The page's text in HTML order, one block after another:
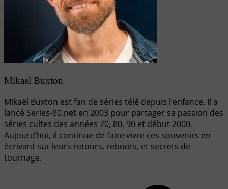
Mikael Buxton
Mikaël Buxton est fan de séries télé depuis l’enfance. Il a
lancé Series-80.net en 2003 pour partager sa passion des
séries cultes des années 70, 80, 90 et début 2000.
Aujourd’hui, il continue de faire vivre ces souvenirs en
écrivant sur leurs retours, reboots, et secrets de
tournage.